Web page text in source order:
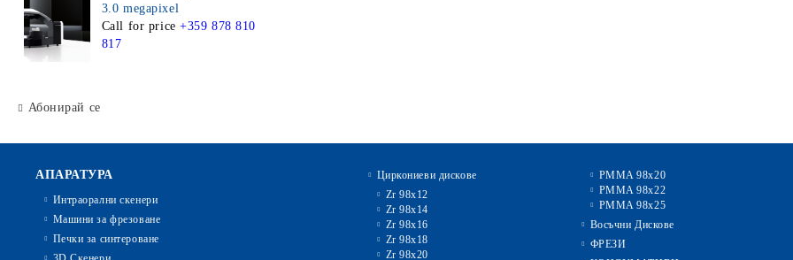
3.0 megapixel
Call for price +359 878 810
817
Абонирай се
АПАРАТУРА
Интраорални скенери
Машини за фрезоване
Печки за синтероване
Циркониеви дискове
Zr 98x12
Zr 98x14
Zr 98x16
Zr 98x18
Zr 98x20
PMMA 98x20
PMMA 98x22
PMMA 98x25
Восъчни Дискове
ФРЕЗИ